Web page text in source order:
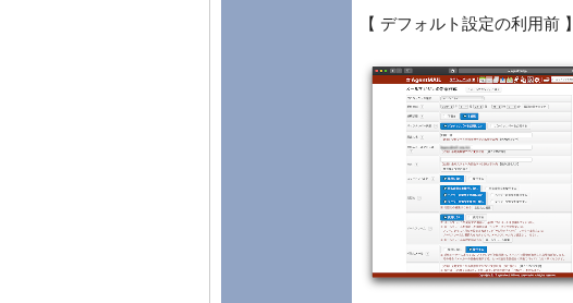
【 デフォルト設定の利用前 】